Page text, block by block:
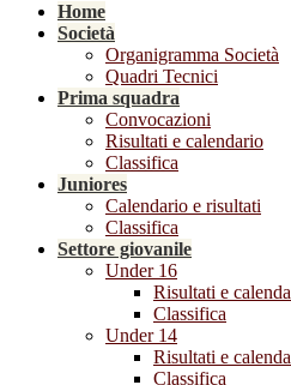
Home
Società
Organigramma Società
Quadri Tecnici
Prima squadra
Convocazioni
Risultati e calendario
Classifica
Juniores
Calendario e risultati
Classifica
Settore giovanile
Under 16
Risultati e
Classifica
Under 14
Risultati e
Classifica